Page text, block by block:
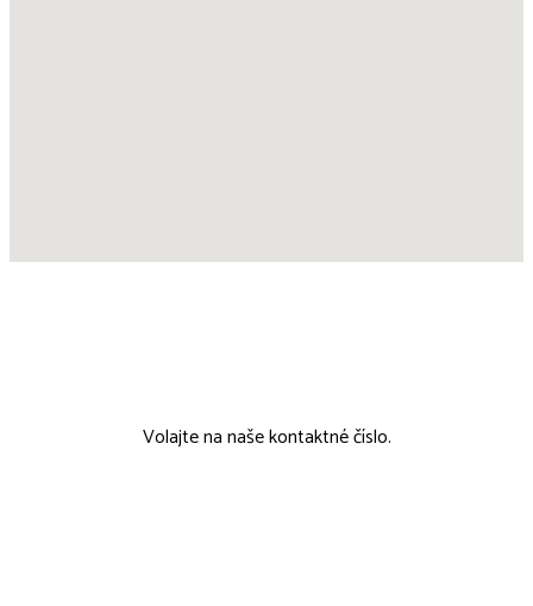
Volajte na naše kontaktné číslo.